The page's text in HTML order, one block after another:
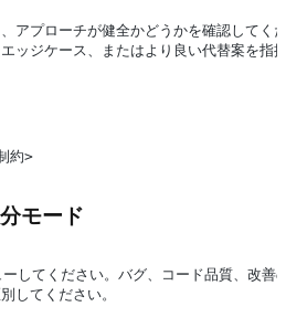
アプローチが健全かどうかを確認してく
ッジケース、またはより良い代替案を指
モード
ください。バグ、コード品質、改善の
してください。